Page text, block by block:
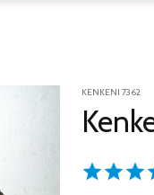
KENKENI 7362